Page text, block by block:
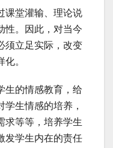
堂灌输、理论说
性。因此，对当今
须立足实际，改变
。
的情感教育，给
生情感的培养，
求等等，培养学生
发学生内在的责任